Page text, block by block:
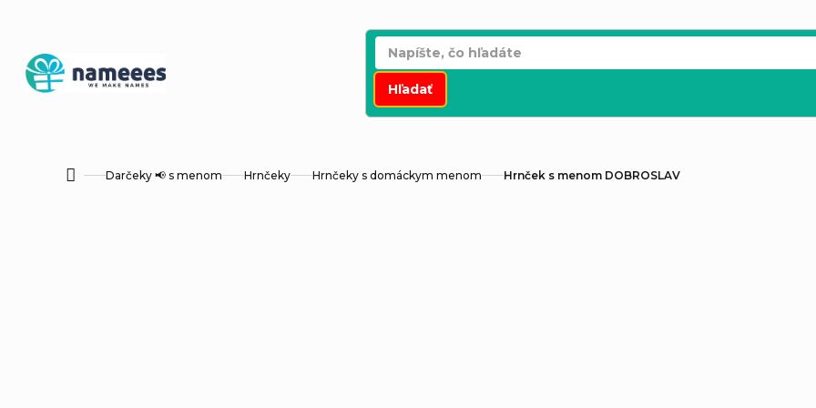
obsah
Hľadať
DomovDarčeky 📢 s menom Hrnčeky Hrnčeky s domáckym menom Hrnček s menom DOBROSLAV